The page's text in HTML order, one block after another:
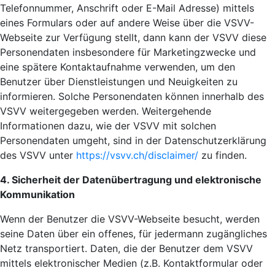
Telefonnummer, Anschrift oder E-Mail Adresse) mittels
eines Formulars oder auf andere Weise über die VSVV-
Webseite zur Verfügung stellt, dann kann der VSVV diese
Personendaten insbesondere für Marketingzwecke und
eine spätere Kontaktaufnahme verwenden, um den
Benutzer über Dienstleistungen und Neuigkeiten zu
informieren. Solche Personendaten können innerhalb des
VSVV weitergegeben werden. Weitergehende
Informationen dazu, wie der VSVV mit solchen
Personendaten umgeht, sind in der Datenschutzerklärung
des VSVV unter https://vsvv.ch/disclaimer/ zu finden.
4. Sicherheit der Datenübertragung und elektronische
Kommunikation
Wenn der Benutzer die VSVV-Webseite besucht, werden
seine Daten über ein offenes, für jedermann zugängliches
Netz transportiert. Daten, die der Benutzer dem VSVV
mittels elektronischer Medien (z.B. Kontaktformular oder